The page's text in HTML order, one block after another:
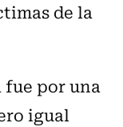
de la
fue por una
igual